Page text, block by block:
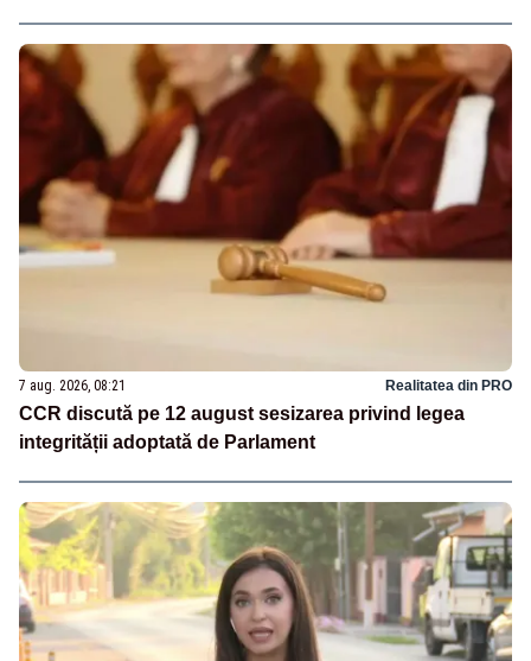
7 aug. 2026, 08:21 Realitatea din PRO
CCR discută pe 12 august sesizarea privind legea
integrității adoptată de Parlament